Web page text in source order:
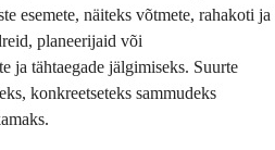
esemete, näiteks võtmete, rahakoti ja
planeerijaid või
ja tähtaegade jälgimiseks. Suurte
konkreetseteks sammudeks